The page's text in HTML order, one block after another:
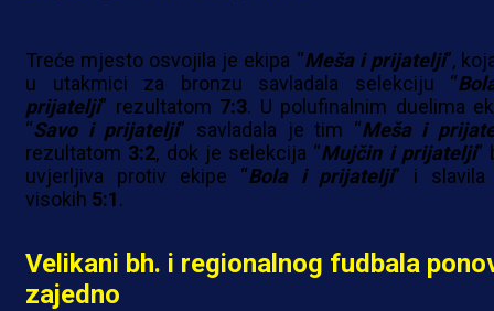
Treće mjesto osvojila je ekipa “Meša i prijatelji”,
u utakmici za bronzu savladala selekciju “
prijatelji” rezultatom 7:3. U polufinalnim duelima
“Savo i prijatelji” savladala je tim “Meša i
rezultatom 3:2, dok je selekcija “Mujčin i prijatelji”
uvjerljiva protiv ekipe “Bola i prijatelji” i slavila
visokih 5:1.
Velikani bh. i regionalnog fudbala
zajedno